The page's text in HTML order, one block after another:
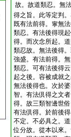
故。故道類忍。無
得之旨。此等定判
既有法前得。寧無
類忍。有法後得現
得。而次念所起。
類忍故。無法後得
強盛。有法前得。
類忍。可有法後得
起之後。容被成就
無法後得也。次於
智。有法倶得之文
得。故三類智邊世
有法倶得。於前後
不定。不必具之。
位分故。從本以來